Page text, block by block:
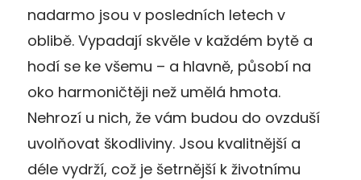
nadarmo jsou v posledních letech v
oblibě. Vypadají skvěle v každém bytě a
hodí se ke všemu – a hlavně, působí na
oko harmoničtěji než umělá hmota.
Nehrozí u nich, že vám budou do ovzduší
uvolňovat škodliviny. Jsou kvalitnější a
déle vydrží, což je šetrnější k životnímu